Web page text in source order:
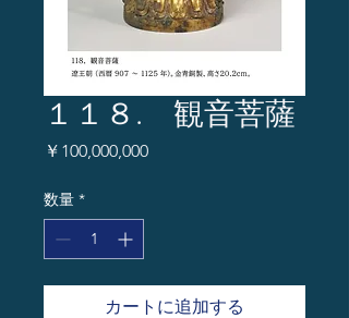
１１８. 観音菩薩
￥100,000,000価
数量 *
カートに追加する